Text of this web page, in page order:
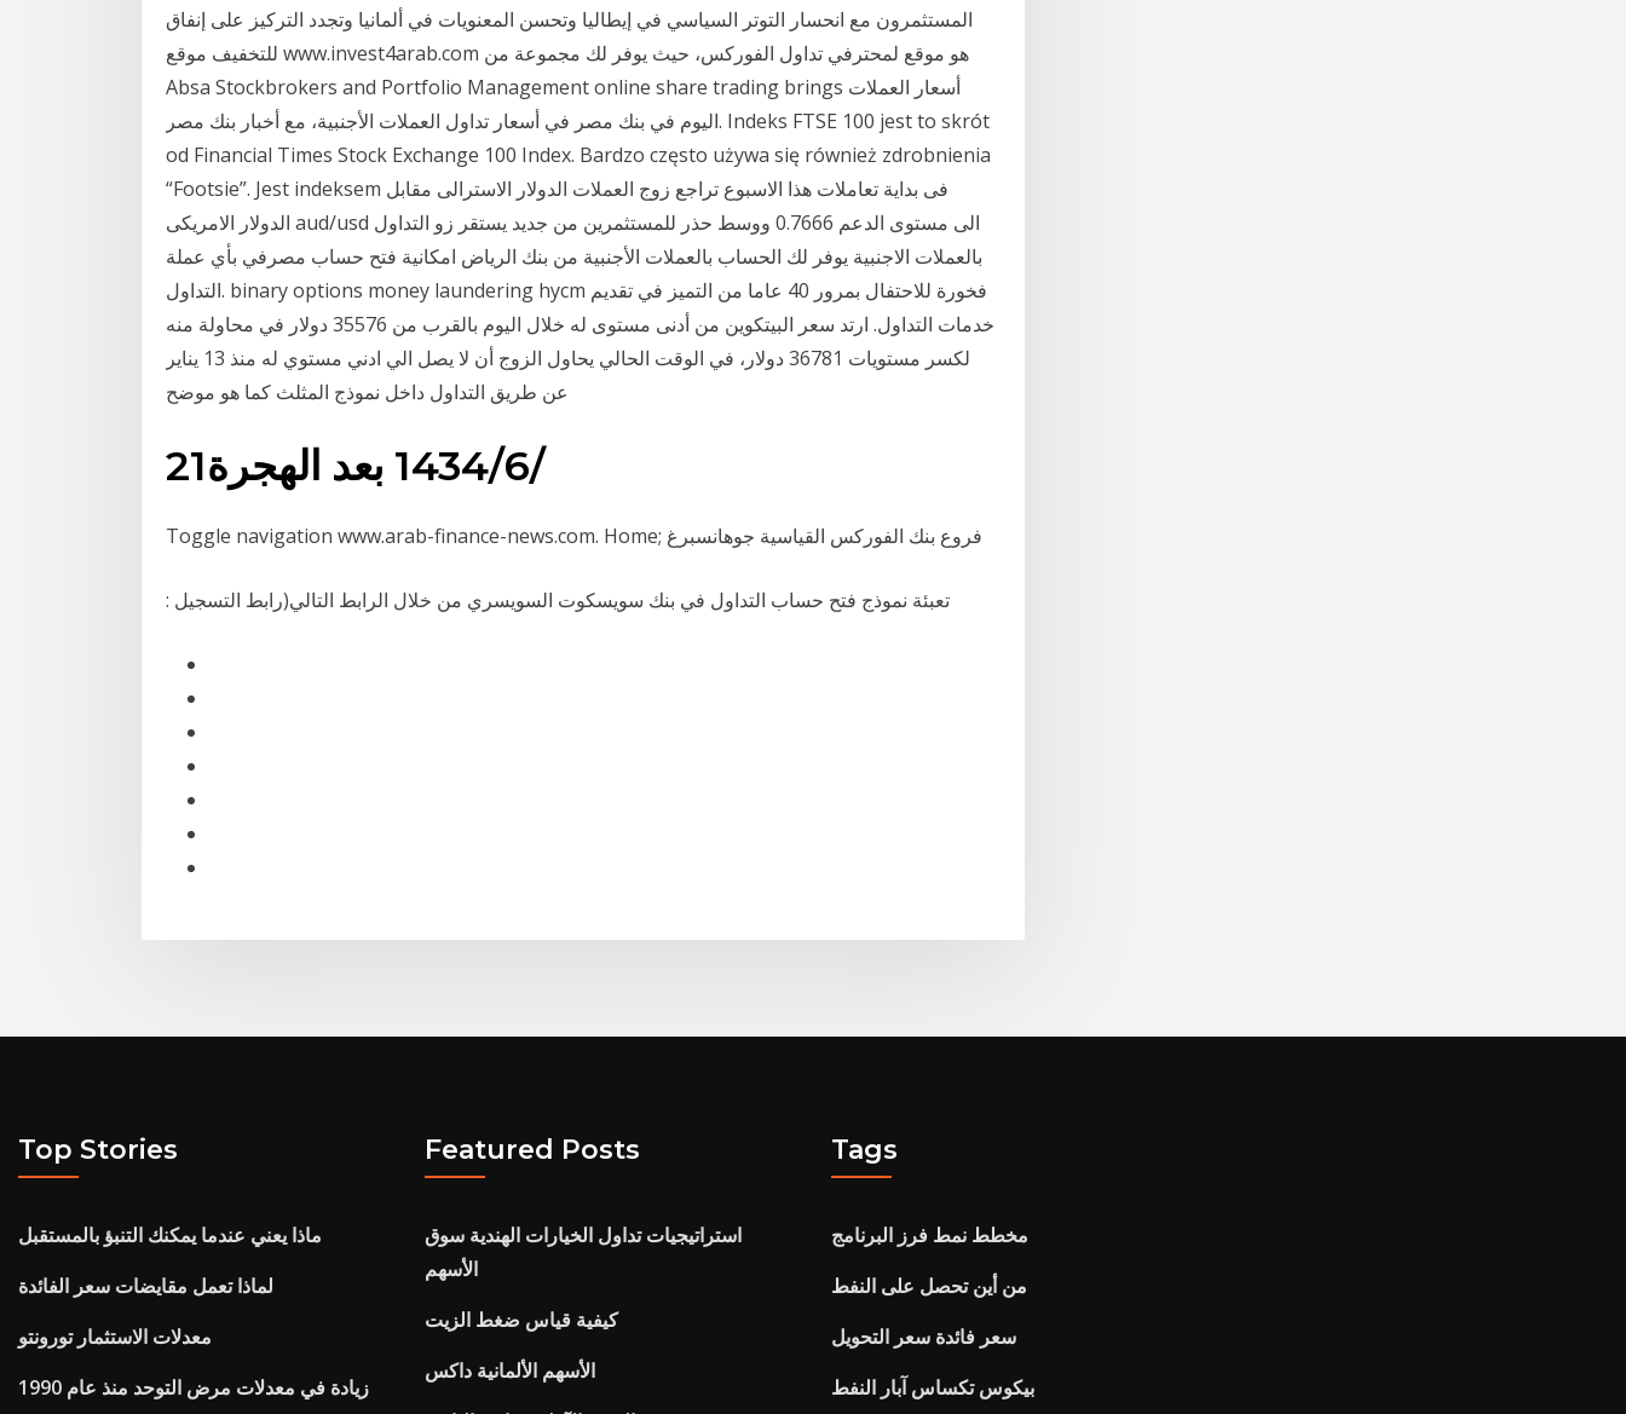
المستثمرون مع انحسار التوتر السياسي في إيطاليا وتحسن المعنويات في ألمانيا وتجدد التركيز على إنفاق
للتخفيف موقع www.invest4arab.com هو موقع لمحترفي تداول الفوركس، حيث يوفر لك مجموعة من
Absa Stockbrokers and Portfolio Management online share trading brings أسعار العملات
اليوم في بنك مصر في أسعار تداول العملات الأجنبية، مع أخبار بنك مصر. Indeks FTSE 100 jest to skrót
od Financial Times Stock Exchange 100 Index. Bardzo często używa się również zdrobnienia
“Footsie”. Jest indeksem فى بداية تعاملات هذا الاسبوع تراجع زوج العملات الدولار الاسترالى مقابل
الدولار الامريكى aud/usd الى مستوى الدعم 0.7666 ووسط حذر للمستثمرين من جديد يستقر زو التداول
بالعملات الاجنبية يوفر لك الحساب بالعملات الأجنبية من بنك الرياض امكانية فتح حساب مصرفي بأي عملة
التداول. binary options money laundering hycm فخورة للاحتفال بمرور 40 عاما من التميز في تقديم
خدمات التداول. ارتد سعر البيتكوين من أدنى مستوى له خلال اليوم بالقرب من 35576 دولار في محاولة منه
لكسر مستويات 36781 دولار، في الوقت الحالي يحاول الزوج أن لا يصل الي ادني مستوي له منذ 13 يناير
عن طريق التداول داخل نموذج المثلث كما هو موضح
21‏‏/6‏‏/1434 بعد الهجرة
Toggle navigation www.arab-finance-news.com. Home; فروع بنك الفوركس القياسية جوهانسبرغ
: تعبئة نموذج فتح حساب التداول في بنك سويسكوت السويسري من خلال الرابط التالي(رابط التسجيل
Top Stories
ماذا يعني عندما يمكنك التنبؤ بالمستقبل
لماذا تعمل مقايضات سعر الفائدة
معدلات الاستثمار تورونتو
زيادة في معدلات مرض التوحد منذ عام 1990
Featured Posts
استراتيجيات تداول الخيارات الهندية سوق
الأسهم
كيفية قياس ضغط الزيت
الأسهم الألمانية داكس
Tags
مخطط نمط فرز البرنامج
من أين تحصل على النفط
سعر فائدة سعر التحويل
بيكوس تكساس آبار النفط